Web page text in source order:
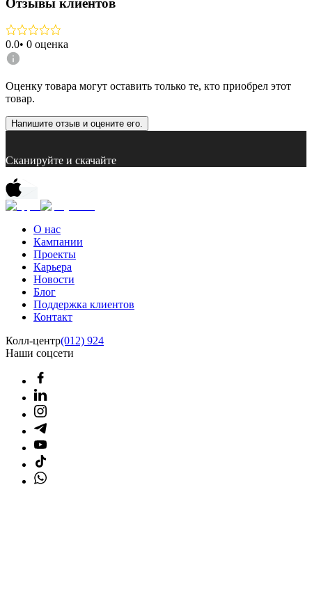
Отзывы клиентов
0.0• 0 оценка
Оценку товара могут оставить только те, кто приобрел этот
товар.
Напишите отзыв и оцените его.
Сканируйте и скачайте
О нас
Кампании
Проекты
Карьера
Новости
Блог
Поддержка клиентов
Контакт
Колл-центр(012) 924
Наши соцсети